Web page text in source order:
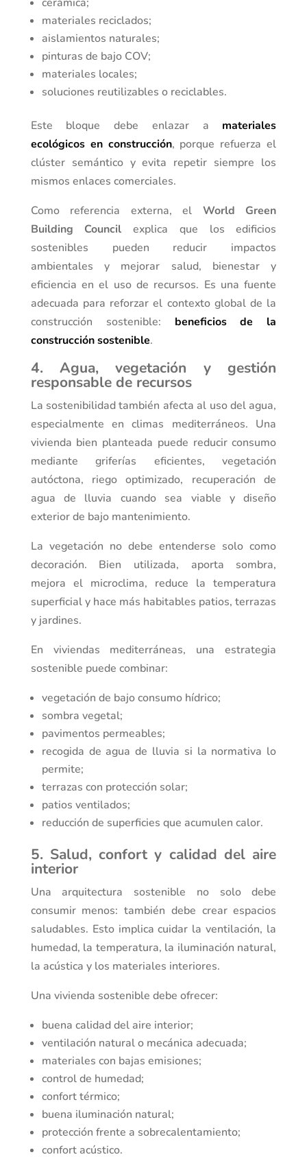
materiales reciclados;
aislamientos naturales;
pinturas de bajo COV;
materiales locales;
soluciones reutilizables o reciclables.
Este bloque debe enlazar a materiales
ecológicos en construcción, porque refuerza el
clúster semántico y evita repetir siempre los
mismos enlaces comerciales.
Como referencia externa, el World Green
Building Council explica que los edificios
sostenibles pueden reducir impactos
ambientales y mejorar salud, bienestar y
eficiencia en el uso de recursos. Es una fuente
adecuada para reforzar el contexto global de la
construcción sostenible: beneficios de la
construcción sostenible.
4. Agua, vegetación y gestión
responsable de recursos
La sostenibilidad también afecta al uso del agua,
especialmente en climas mediterráneos. Una
vivienda bien planteada puede reducir consumo
mediante griferías eficientes, vegetación
autóctona, riego optimizado, recuperación de
agua de lluvia cuando sea viable y diseño
exterior de bajo mantenimiento.
La vegetación no debe entenderse solo como
decoración. Bien utilizada, aporta sombra,
mejora el microclima, reduce la temperatura
superficial y hace más habitables patios, terrazas
y jardines.
En viviendas mediterráneas, una estrategia
sostenible puede combinar:
vegetación de bajo consumo hídrico;
sombra vegetal;
pavimentos permeables;
recogida de agua de lluvia si la normativa lo
permite;
terrazas con protección solar;
patios ventilados;
reducción de superficies que acumulen calor.
5. Salud, confort y calidad del aire
interior
Una arquitectura sostenible no solo debe
consumir menos: también debe crear espacios
saludables. Esto implica cuidar la ventilación, la
humedad, la temperatura, la iluminación natural,
la acústica y los materiales interiores.
Una vivienda sostenible debe ofrecer:
buena calidad del aire interior;
ventilación natural o mecánica adecuada;
materiales con bajas emisiones;
control de humedad;
confort térmico;
buena iluminación natural;
protección frente a sobrecalentamiento;
confort acústico.